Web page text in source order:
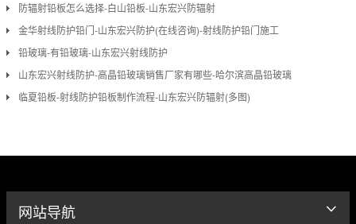
防辐射铅板怎么选择-白山铅板-山东宏兴防辐射
金华射线防护铅门-山东宏兴防护(在线咨询)-射线防护铅门施工
铅玻璃-有铅玻璃-山东宏兴射线防护
山东宏兴射线防护-高晶铅玻璃销售厂家有哪些-哈尔滨高晶铅玻璃
临夏铅板-射线防护铅板制作流程-山东宏兴防辐射(多图)
网站导航